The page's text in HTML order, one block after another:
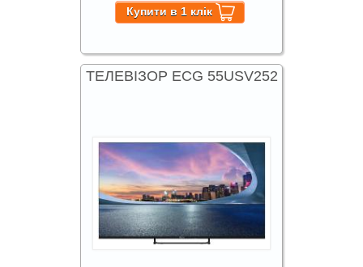
ТЕЛЕВІЗОР ECG 55USV252